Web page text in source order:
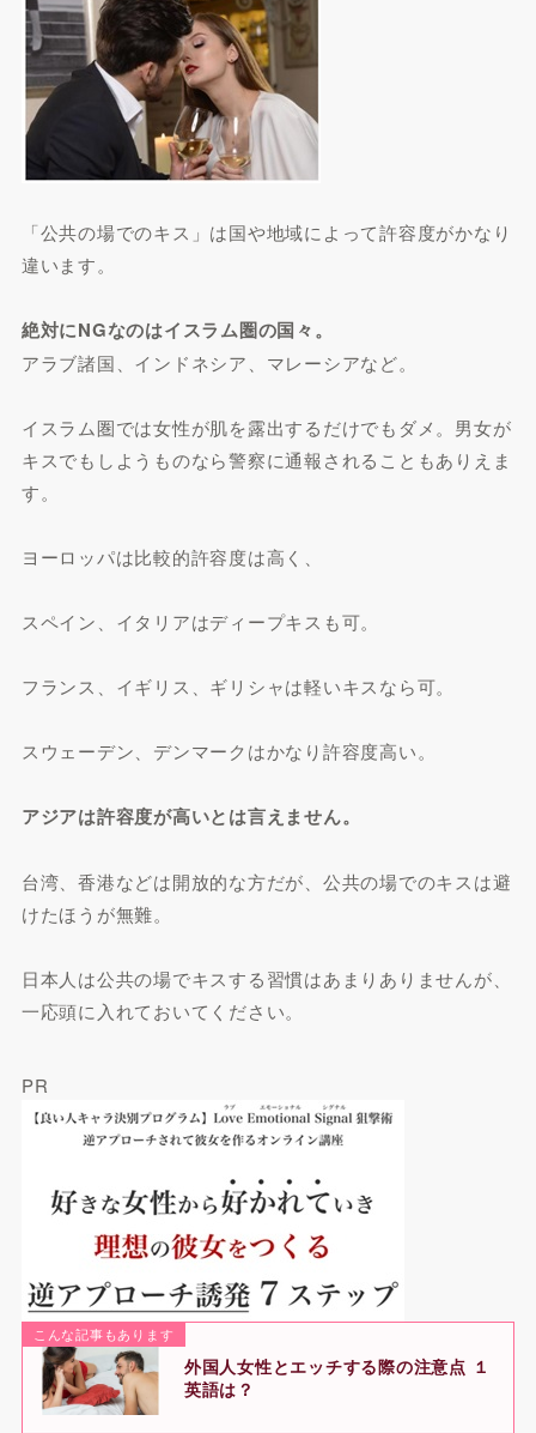
「公共の場でのキス」は国や地域によって許容度がかなり
違います。
絶対にNGなのはイスラム圏の国々。
アラブ諸国、インドネシア、マレーシアなど。
イスラム圏では女性が肌を露出するだけでもダメ。男女が
キスでもしようものなら警察に通報されることもありえま
す。
ヨーロッパは比較的許容度は高く、
スペイン、イタリアはディープキスも可。
フランス、イギリス、ギリシャは軽いキスなら可。
スウェーデン、デンマークはかなり許容度高い。
アジアは許容度が高いとは言えません。
台湾、香港などは開放的な方だが、公共の場でのキスは避
けたほうが無難。
日本人は公共の場でキスする習慣はあまりありませんが、
一応頭に入れておいてください。
PR
こんな記事もあります
外国人女性とエッチする際の注意点 １
英語は？